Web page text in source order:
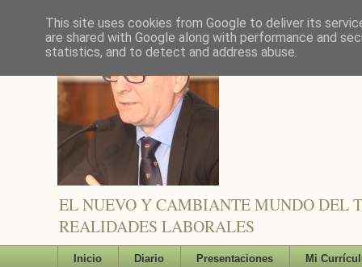
EL NUEVO Y CAMBIANTE MUNDO DEL
REALIDADES LABORALES
Inicio Diario Presentaciones Mi
This site uses cookies from Google to deliver its
are shared with Google along with performance and
statistics, and to detect and address abuse.